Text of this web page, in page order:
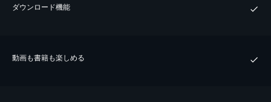
ダウンロード機能
動画も書籍も楽しめる